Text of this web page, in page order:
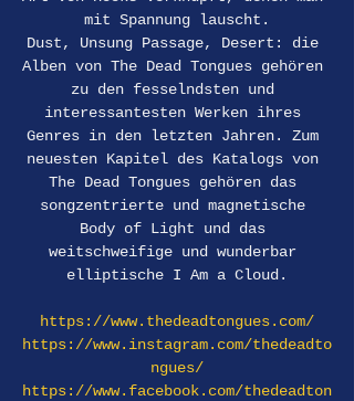
mit Spannung lauscht.
Dust, Unsung Passage, Desert: die
Alben von The Dead Tongues gehören
zu den fesselndsten und
interessantesten Werken ihres
Genres in den letzten Jahren. Zum
neuesten Kapitel des Katalogs von
The Dead Tongues gehören das
songzentrierte und magnetische
Body of Light und das
weitschweifige und wunderbar
elliptische I Am a Cloud.
https://www.thedeadtongues.com/
https://www.instagram.com/thedeadto
ngues/
https://www.facebook.com/thedeadton